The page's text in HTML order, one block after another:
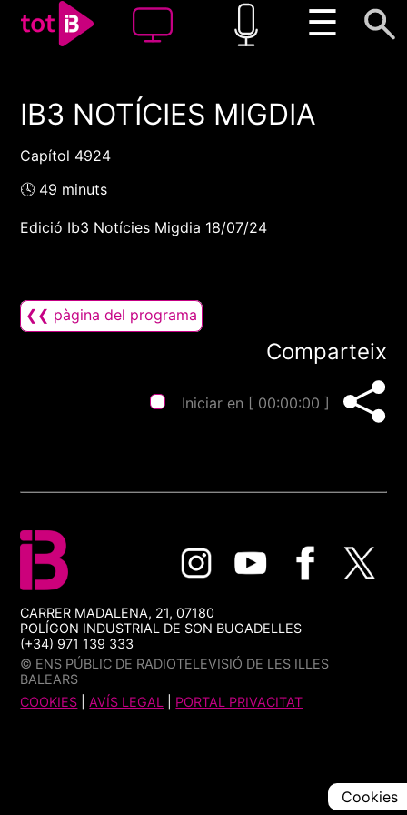
☰
00:00 00:00
IB3 NOTÍCIES MIGDIA
Capítol 4924
🕓 49 minuts
Edició Ib3 Notícies Migdia 18/07/24
❮❮ pàgina del programa
Comparteix
Iniciar en [ 00:00:00 ]
CARRER MADALENA, 21, 07180
POLÍGON INDUSTRIAL DE SON BUGADELLES
(+34) 971 139 333
© ENS PÚBLIC DE RADIOTELEVISIÓ DE LES ILLES
BALEARS
COOKIES |AVÍS LEGAL PORTAL PRIVACITAT
Cookies